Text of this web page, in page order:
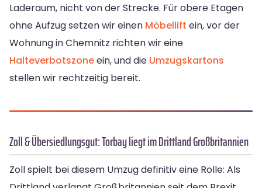
Laderaum, nicht von der Strecke. Für obere Etagen
ohne Aufzug setzen wir einen Möbellift ein, vor der
Wohnung in Chemnitz richten wir eine
Halteverbotszoneein, und die Umzugskartons
stellen wir rechtzeitig bereit.
Zoll & Übersiedlungsgut: Torbay liegt im Drittland Großbritannien
Zoll spielt bei diesem Umzug definitiv eine Rolle: Als